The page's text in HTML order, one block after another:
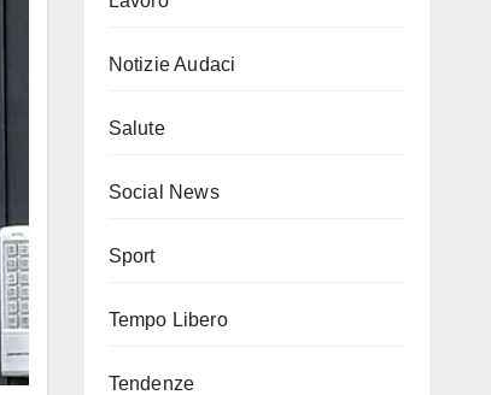
Notizie Audaci
Salute
Social News
Sport
Tempo Libero
Tendenze